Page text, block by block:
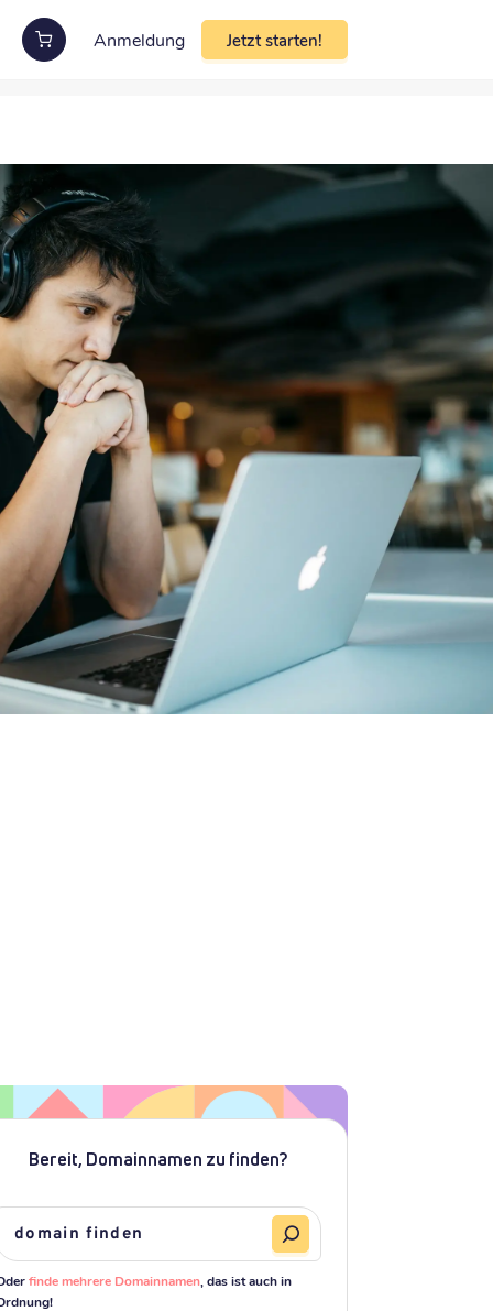
Anmeldung Jetzt starten!
Bereit, Domainnamen zu finden?
finde mehrere Domainnamen, das ist auch in